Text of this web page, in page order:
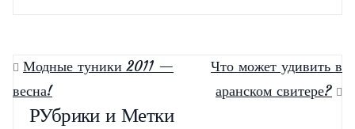
Модные туники 2011 —
весна!
Что может удивить в
аранском свитере?
РУбрики и Метки